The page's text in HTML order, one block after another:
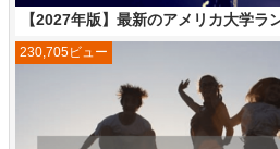
【2027年版】最新のアメリカ大学ラ
230,705ビュー